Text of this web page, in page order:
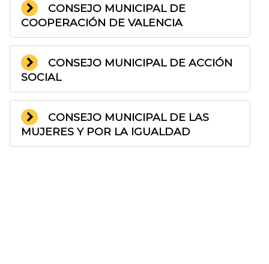
CONSEJO MUNICIPAL DE
COOPERACIÓN DE VALENCIA
CONSEJO MUNICIPAL DE ACCIÓN
SOCIAL
CONSEJO MUNICIPAL DE LAS
MUJERES Y POR LA IGUALDAD